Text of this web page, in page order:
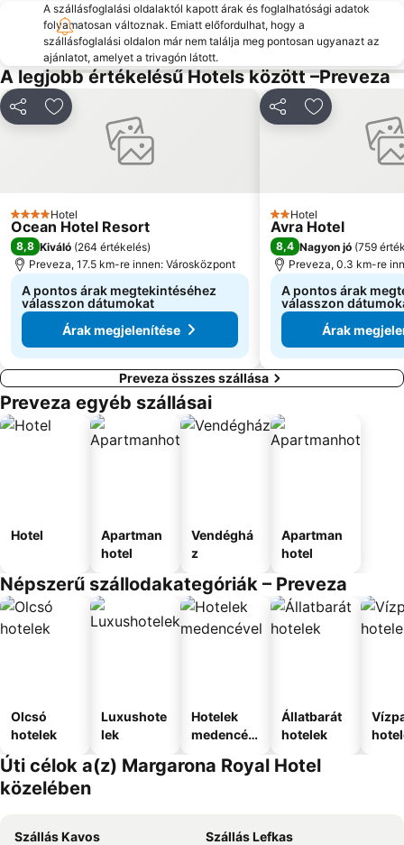
Loutsa
Spilia Tou Papanicoli
A szállásfoglalási oldalaktól kapott árak és foglalhatósági adatok
folyamatosan változnak. Emiatt előfordulhat, hogy a
szállásfoglalási oldalon már nem találja meg pontosan ugyanazt az
ajánlatot, amelyet a trivagón látott.
A legjobb értékelésű Hotels között –Preveza
MegosztásHozzáadás a kedvencekhez
4 Kategória
Hotel
Ocean Hotel Resort
8,8 Kiváló (264 értékelés)
Preveza, 17.5 km-re innen: Városközpont
A pontos árak megtekintéséhez
válasszon dátumokat
Árak megjelenítése
MegosztásHozzáadás
2 Kategória
Hotel
Avra Hotel
8,4 Nagyon jó (759
Preveza, 0.3 km-re
A pontos árak
válasszon
Árak
Preveza összes szállása
Preveza egyéb szállásai
Hotel
Apartman
hotel
Vendéghá
z
Apartman
hotel
Népszerű szállodakategóriák – Preveza
Olcsó
hotelek
Luxushote
lek
Hotelek
medencév
Állatbarát
hotelek
Úti célok a(z) Margarona Royal Hotel
közelében
Szállás Kavos
Szállás Lefkas